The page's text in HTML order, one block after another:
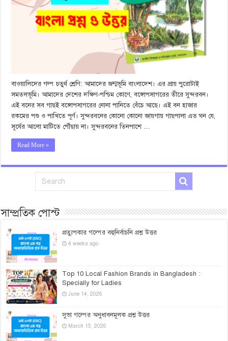
বাওয়ালিদের গল্প চতুর্থ শ্রেণি: আমাদের জন্মভূমি বাংলাদেশ। এর প্রায় পুরোটাই
সমতলভূমি। আমাদের দেশের দক্ষিণ-পশ্চিম কোণে, বঙ্গোপসাগরের তীরে সুন্দরবন।
এই বনের সব গাছই বঙ্গোপসাগরের নোনা পানিতে বেঁচে আছে। এই বন হাজার
রকমের পশু ও পাখিতে পূর্ণ। সুন্দরবনের কোনো কোনো জায়গায় গাছপালা এত ঘন যে,
সূর্যের আলো মাটিতে পৌঁছায় না। সুন্দরবনের তিনপাশে …
Read More »
সাম্প্রতিক পোস্ট
প্রত্যুপকার গল্পের বহুনির্বাচনি প্রশ্ন উত্তর
4 weeks ago
Top 10 Local Fashion Brands in Bangladesh :
Specially for Ladies
June 14, 2026
সুভা গল্পের অনুধাবনমূলক প্রশ্ন উত্তর
March 15, 2026